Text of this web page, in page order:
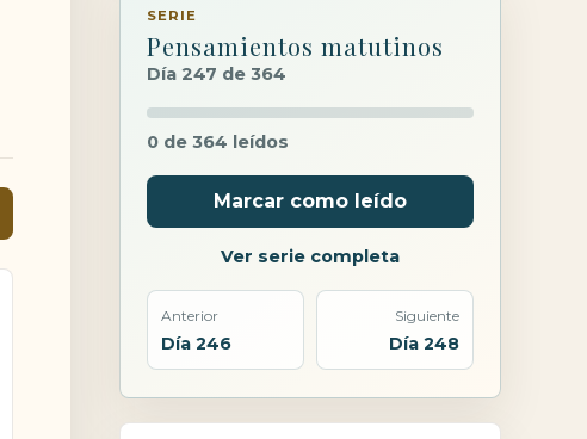
SERIE
Pensamientos matutinos
Día 247 de 364
0 de 364 leídos
Marcar como leído
Ver serie completa
Anterior
Día 246
Siguiente
Día 248